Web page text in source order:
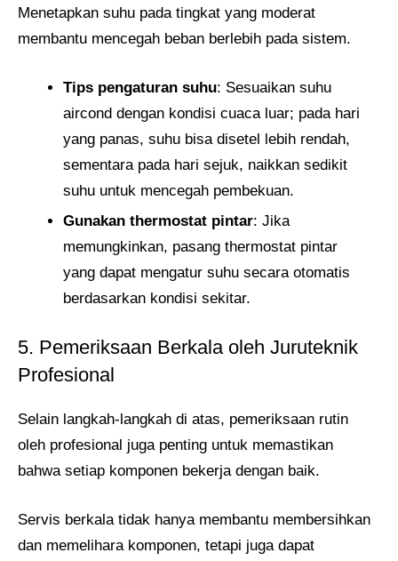
Menetapkan suhu pada tingkat yang moderat
membantu mencegah beban berlebih pada sistem.
Tips pengaturan suhu: Sesuaikan suhu
aircond dengan kondisi cuaca luar; pada hari
yang panas, suhu bisa disetel lebih rendah,
sementara pada hari sejuk, naikkan sedikit
suhu untuk mencegah pembekuan.
Gunakan thermostat pintar: Jika
memungkinkan, pasang thermostat pintar
yang dapat mengatur suhu secara otomatis
berdasarkan kondisi sekitar.
5. Pemeriksaan Berkala oleh Juruteknik
Profesional
Selain langkah-langkah di atas, pemeriksaan rutin
oleh profesional juga penting untuk memastikan
bahwa setiap komponen bekerja dengan baik.
Servis berkala tidak hanya membantu membersihkan
dan memelihara komponen, tetapi juga dapat